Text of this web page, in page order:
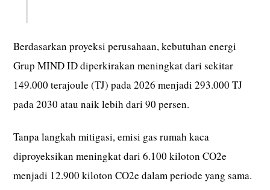
Berdasarkan proyeksi perusahaan, kebutuhan energi
Grup MIND ID diperkirakan meningkat dari sekitar
149.000 terajoule (TJ) pada 2026 menjadi 293.000 TJ
pada 2030 atau naik lebih dari 90 persen.
Tanpa langkah mitigasi, emisi gas rumah kaca
diproyeksikan meningkat dari 6.100 kiloton CO2e
menjadi 12.900 kiloton CO2e dalam periode yang sama.